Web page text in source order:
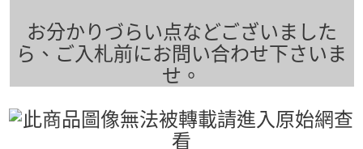
お分かりづらい点などございました
ら、ご入札前にお問い合わせ下さいま
せ。